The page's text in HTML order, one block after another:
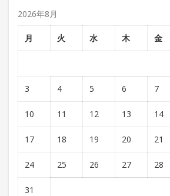
2026年8月
月 火 水 木 金
3 4 5 6 7
10 11 12 13 14
17 18 19 20 21
24 25 26 27 28
31